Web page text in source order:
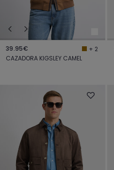
39.95€
+ 2
CAZADORA KIGSLEY CAMEL